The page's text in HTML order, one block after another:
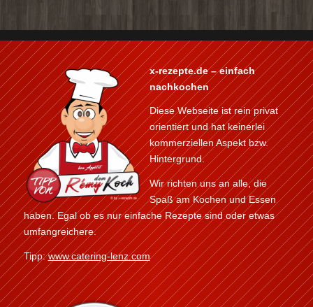
x-rezepte.de – einfach
nachkochen
Diese Webseite ist rein privat
orientiert und hat keinerlei
kommerziellen Aspekt bzw.
Hintergrund.
Wir richten uns an alle, die
Spaß am Kochen und Essen
haben. Egal ob es nur einfache Rezepte sind oder etwas
umfangreichere.
Tipp:www.catering-lenz.com